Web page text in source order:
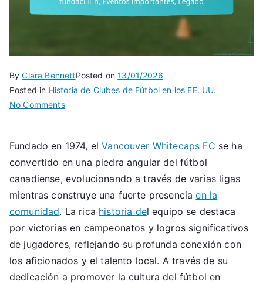
ByClara BennettPosted on13/01/2026
Posted in Historia de Clubes de Fútbol en los EE. UU.
No Commentson
FC:
Historia
de
fundación,
Eventos
Fundado en 1974, elVancouver Whitecaps FC se ha
convertido en una piedra angular del fútbol
canadiense, evolucionando a través de varias ligas
mientras construye una fuerte presenciaen la
comunidad. La rica historia del equipo se destaca
por victorias en campeonatos y logros significativos
de jugadores, reflejando su profunda conexión con
los aficionados y el talento local. A través de su
dedicación a promover la cultura del fútbol en